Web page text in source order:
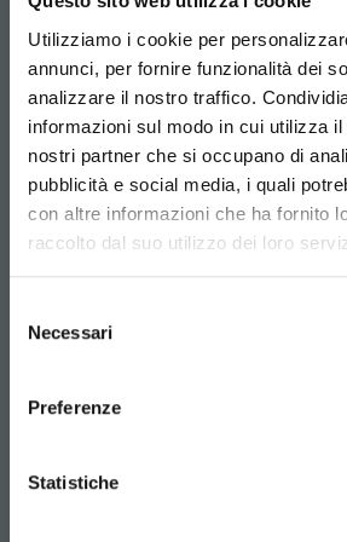
Utilizziamo i cookie per
annunci, per fornire funzionalità dei
analizzare il nostro traffico.
informazioni sul modo in cui utilizza
nostri partner che si occupano di
pubblicità e social media, i quali
con altre informazioni che ha fornito
raccolto dal suo utilizzo dei loro
delNecessari
Preferenze
Statistiche
Choose the country you
language for a better
REGISTRATI E
SUBITO!
Crea un account e
vantaggi
5 % di scontosul tuo primo
2 % di sconto sempresu tutti
Spedizione gratis
(seleziona l'opzione